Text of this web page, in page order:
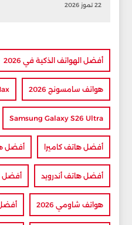
22 تموز 2026
أفضل الهواتف الذكية في 2026
هواتف سامسونج 2026
Samsung Galaxy S26 Ultra
أفضل هاتف كاميرا أفضل
أفضل هاتف أندرويد أفضل
هواتف شاومي 2026